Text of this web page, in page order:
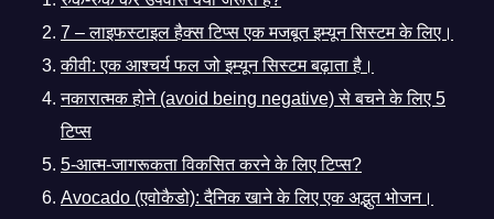
7 – लाइफस्टाइल हैक्स टिप्स एक मजबूत इम्यून सिस्टम के लिए।
कीवी: एक आश्चर्य फल जो इम्यून सिस्टम बढ़ाता है।
नकारात्मक होने (avoid being negative) से बचने के लिए 5
टिप्स
5-आत्म-जागरूकता विकसित करने के लिए टिप्स?
Avocado (एवोकैडो): दैनिक खाने के लिए एक अद्भुत भोजन।